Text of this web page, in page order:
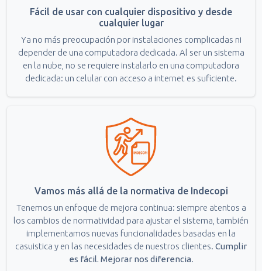
Fácil de usar con cualquier dispositivo y desde
cualquier lugar
Ya no más preocupación por instalaciones complicadas ni
depender de una computadora dedicada. Al ser un sistema
en la nube, no se requiere instalarlo en una computadora
dedicada: un celular con acceso a internet es suficiente.
Vamos más allá de la normativa de Indecopi
Tenemos un enfoque de mejora continua: siempre atentos a
los cambios de normatividad para ajustar el sistema, también
implementamos nuevas funcionalidades basadas en la
casuistica y en las necesidades de nuestros clientes. Cumplir
es fácil. Mejorar nos diferencia.